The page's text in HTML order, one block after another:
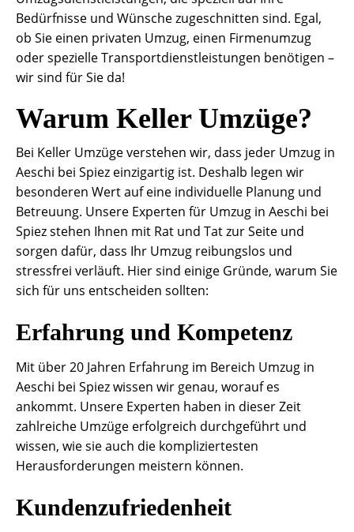
Bedürfnisse und Wünsche zugeschnitten sind. Egal,
ob Sie einen privaten Umzug, einen Firmenumzug
oder spezielle Transportdienstleistungen benötigen –
wir sind für Sie da!
Warum Keller Umzüge?
Bei Keller Umzüge verstehen wir, dass jeder Umzug in
Aeschi bei Spiez einzigartig ist. Deshalb legen wir
besonderen Wert auf eine individuelle Planung und
Betreuung. Unsere Experten für Umzug in Aeschi bei
Spiez stehen Ihnen mit Rat und Tat zur Seite und
sorgen dafür, dass Ihr Umzug reibungslos und
stressfrei verläuft. Hier sind einige Gründe, warum Sie
sich für uns entscheiden sollten:
Erfahrung und Kompetenz
Mit über 20 Jahren Erfahrung im Bereich Umzug in
Aeschi bei Spiez wissen wir genau, worauf es
ankommt. Unsere Experten haben in dieser Zeit
zahlreiche Umzüge erfolgreich durchgeführt und
wissen, wie sie auch die kompliziertesten
Herausforderungen meistern können.
Kundenzufriedenheit